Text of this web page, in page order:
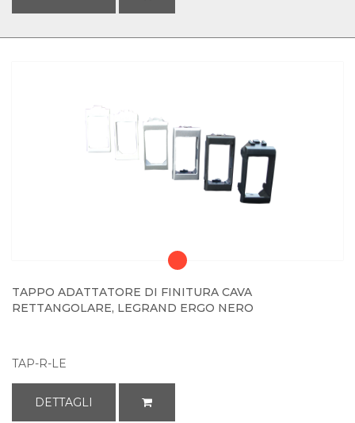
TAPPO ADATTATORE DI FINITURA CAVA
RETTANGOLARE, LEGRAND ERGO NERO
TAP-R-LE
DETTAGLI